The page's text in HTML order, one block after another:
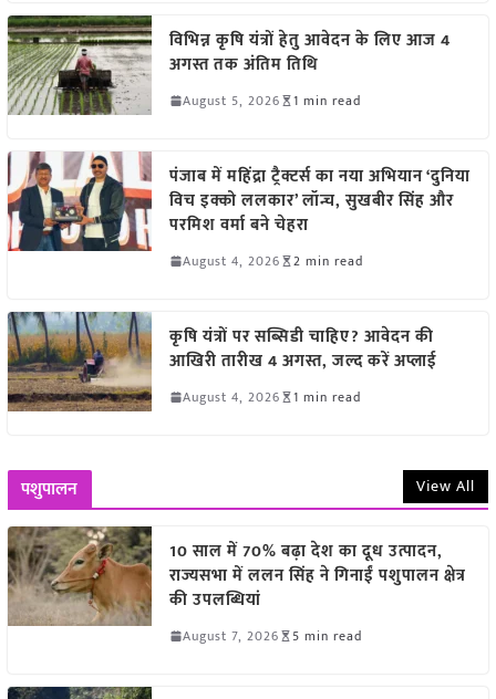
विभिन्न कृषि यंत्रों हेतु आवेदन के लिए आज 4
अगस्त तक अंतिम तिथि
August 5, 2026 1 min read
पंजाब में महिंद्रा ट्रैक्टर्स का नया अभियान ‘दुनिया
विच इक्को ललकार’ लॉन्च, सुखबीर सिंह और
परमिश वर्मा बने चेहरा
August 4, 2026 2 min read
कृषि यंत्रों पर सब्सिडी चाहिए? आवेदन की
आखिरी तारीख 4 अगस्त, जल्द करें अप्लाई
August 4, 2026 1 min read
पशुपालन View All
10 साल में 70% बढ़ा देश का दूध उत्पादन,
राज्यसभा में ललन सिंह ने गिनाईं पशुपालन क्षेत्र
की उपलब्धियां
August 7, 2026 5 min read